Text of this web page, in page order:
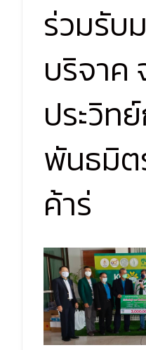
ร่วมรับ
บริจาค
ประวิท
พันธมิต
ค้าร่